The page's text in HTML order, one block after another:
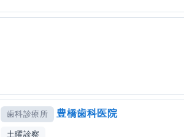
歯科診療所 豊橋歯科医院
土曜診察